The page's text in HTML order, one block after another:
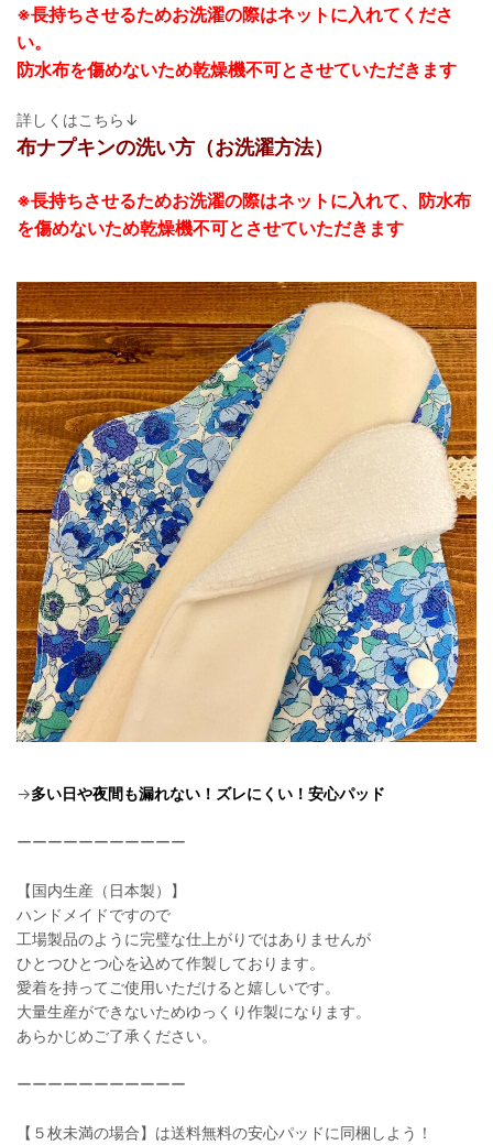
※長持ちさせるためお洗濯の際はネットに入れてくださ
い。
防水布を傷めないため乾燥機不可とさせていただきます
詳しくはこちら↓
布ナプキンの洗い方（お洗濯方法）
※長持ちさせるためお洗濯の際はネットに入れて、防水布
を傷めないため乾燥機不可とさせていただきます
→多い日や夜間も漏れない！ズレにくい！安心パッド
ーーーーーーーーーーー
【国内生産（日本製）】
ハンドメイドですので
工場製品のように完璧な仕上がりではありませんが
ひとつひとつ心を込めて作製しております。
愛着を持ってご使用いただけると嬉しいです。
大量生産ができないためゆっくり作製になります。
あらかじめご了承ください。
ーーーーーーーーーーー
【５枚未満の場合】は送料無料の安心パッドに同梱しよう！